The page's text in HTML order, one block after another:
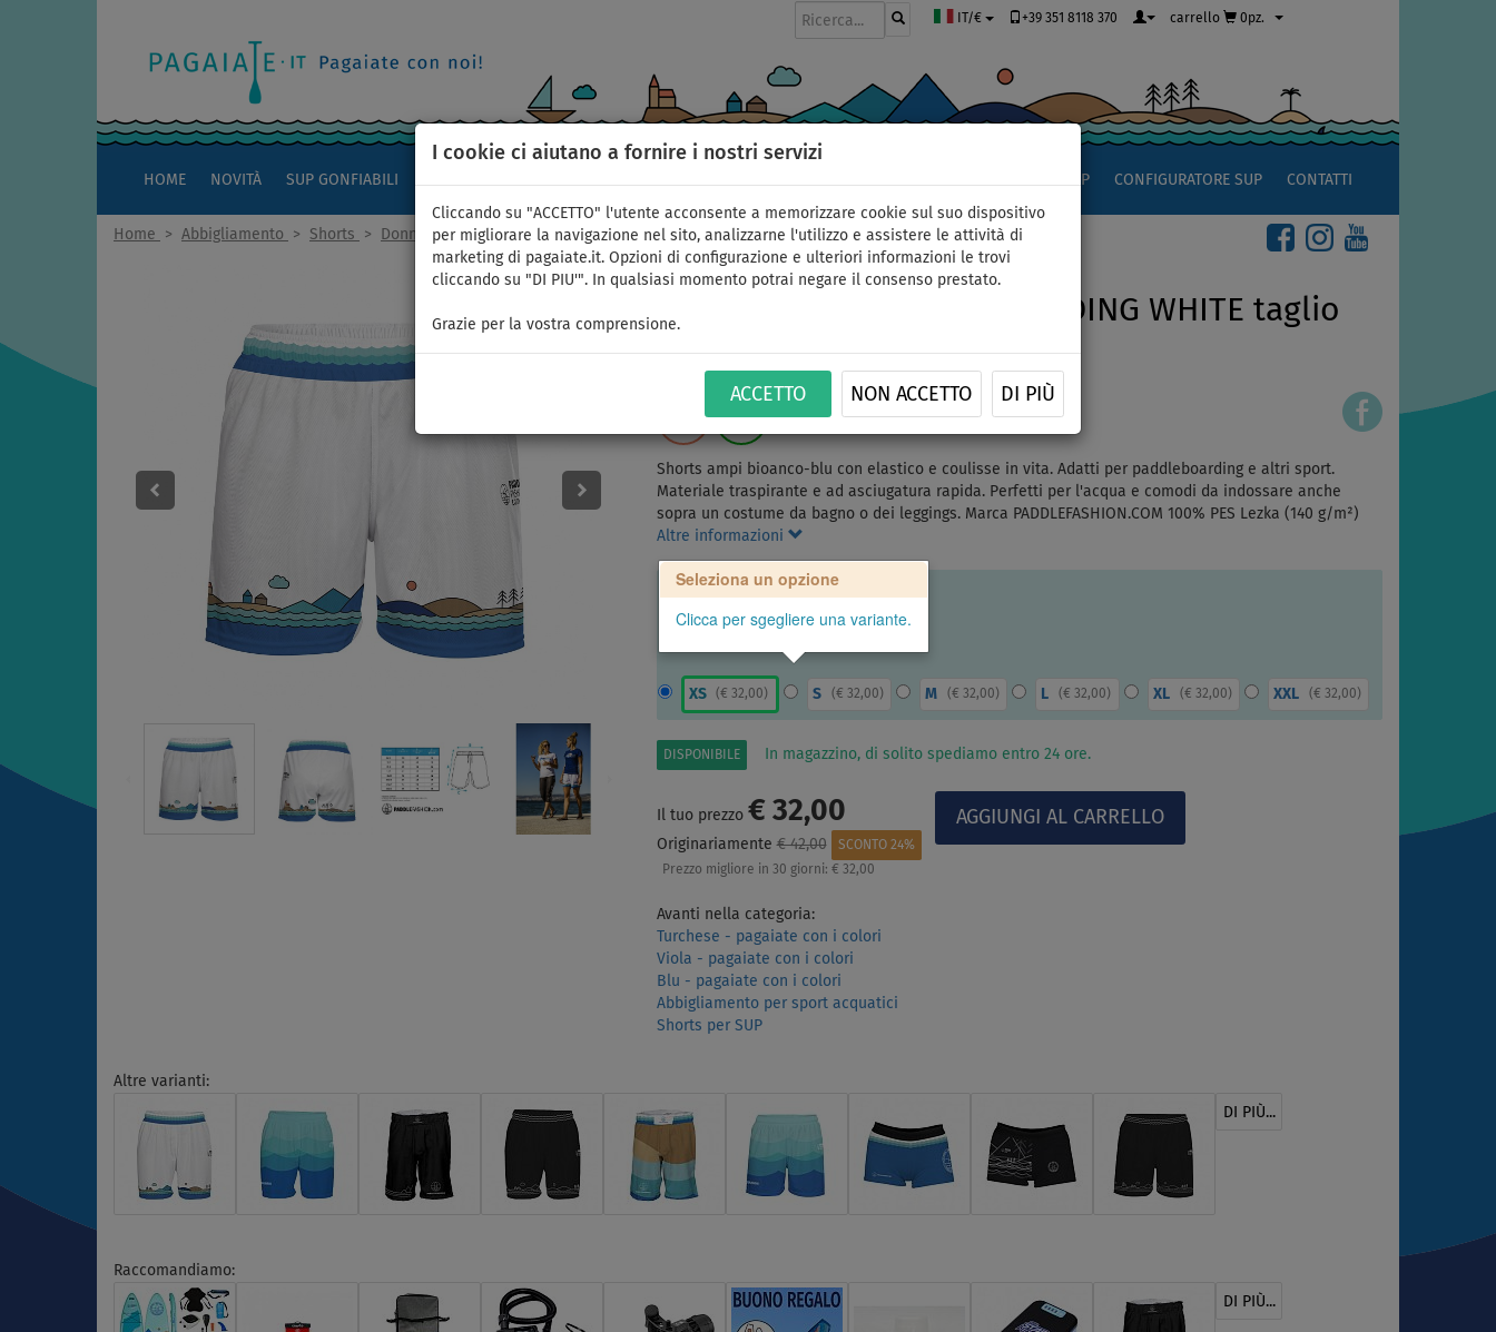
I cookie ci aiutano a fornire i nostri servizi
Cliccando su "ACCETTO" l'utente acconsente a memorizzare cookie sul suo dispositivo
per migliorare la navigazione nel sito, analizzarne l'utilizzo e assistere le attività di
marketing di pagaiate.it. Opzioni di configurazione e ulteriori informazioni le trovi
cliccando su "DI PIU'". In qualsiasi momento potrai negare il consenso prestato.
Grazie per la vostra comprensione.
ACCETTO NON ACCETTO DI PIÙ
IT/€ +39 351 8118 370 carrello 0pz.
HOME NOVITÀ SUP GONFIABILI APPROCCIO AL SUP CONFIGURATORE SUP CONTATTI
Home > Abbigliamento > Shorts > Donna
Shorts donna PADDLEBOARDING WHITE taglio
comodo - taglia: XS
THE BEST
Shorts ampi bioanco-blu con elastico e coulisse in vita. Adatti per paddleboarding e altri sport.
Materiale traspirante e ad asciugatura rapida. Perfetti per l'acqua e comodi da indossare anche
sopra un costume da bagno o dei leggings. Marca PADDLEFASHION.COM 100% PES Lezka (140 g/m²)
Altre informazioni
Seleziona un opzione
Clicca per sgegliere una variante.
XS (€ 32,00) S (€ 32,00) M (€ 32,00) L (€ 32,00) XL (€ 32,00) XXL (€ 32,00)
DISPONIBILE In magazzino, di solito spediamo entro 24 ore.
Il tuo prezzo € 32,00
Originariamente€ 42,00
SCONTO 24%
Prezzo migliore in 30 giorni:€ 32,00
Avanti nella categoria:
Turchese - pagaiate con i colori
Viola - pagaiate con i colori
Blu - pagaiate con i colori
Abbigliamento per sport acquatici
Shorts per SUP
Altre varianti:
DI PIÙ...
Raccomandiamo:
DI PIÙ...